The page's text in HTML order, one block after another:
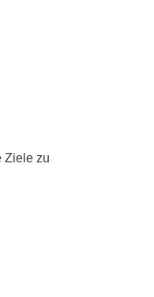
Ziele zu